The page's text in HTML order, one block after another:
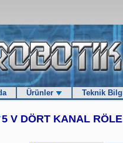
Ürünler Teknik
5 V DÖRT KANAL